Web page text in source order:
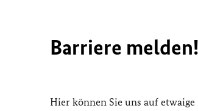
Barriere melden!
Hier können Sie uns auf